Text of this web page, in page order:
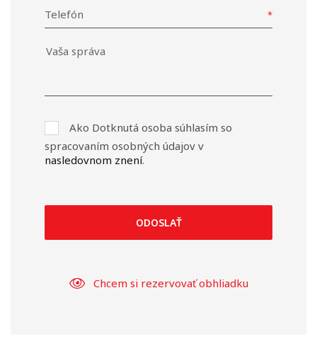
Telefón
Ako Dotknutá osoba súhlasím so
spracovaním osobných údajov v
nasledovnom znení.
ODOSLAŤ
Chcem si rezervovať obhliadku